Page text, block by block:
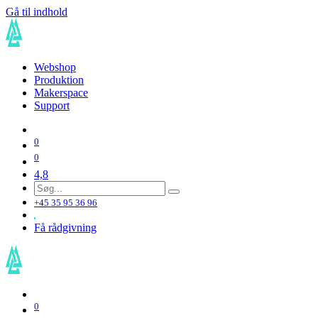
Gå til indhold
Webshop
Produktion
Makerspace
Support
0
0
4,8
+45 35 95 36 96
Få rådgivning
0